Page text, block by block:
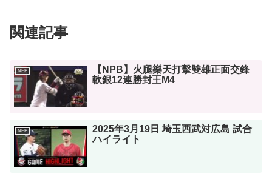
関連記事
NPB
【NPB】火腿樂天打擊雙雄正面交鋒
軟銀12連勝封王M4
NPB
2025年3月19日 埼玉西武対広島 試合
ハイライト